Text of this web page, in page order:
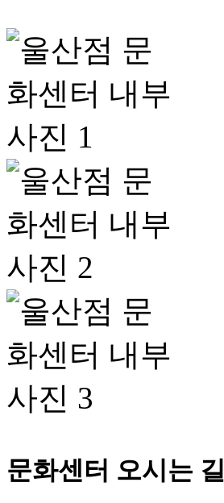
용
보
정
문화센터 오시는 길